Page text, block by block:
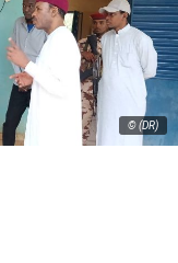
© (DR)